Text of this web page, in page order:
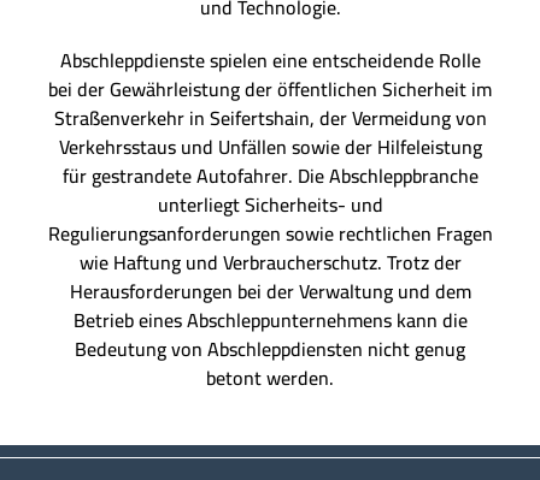
und Technologie.
Abschleppdienste spielen eine entscheidende Rolle
bei der Gewährleistung der öffentlichen Sicherheit im
Straßenverkehr in Seifertshain, der Vermeidung von
Verkehrsstaus und Unfällen sowie der Hilfeleistung
für gestrandete Autofahrer. Die Abschleppbranche
unterliegt Sicherheits- und
Regulierungsanforderungen sowie rechtlichen Fragen
wie Haftung und Verbraucherschutz. Trotz der
Herausforderungen bei der Verwaltung und dem
Betrieb eines Abschleppunternehmens kann die
Bedeutung von Abschleppdiensten nicht genug
betont werden.